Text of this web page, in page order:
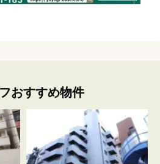
おすすめ物件